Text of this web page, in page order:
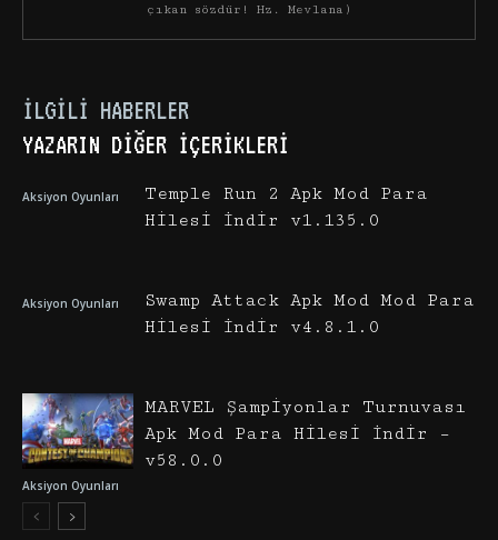
çıkan sözdür! Hz. Mevlana)
İLGILI HABERLER
YAZARIN DIĞER İÇERIKLERI
Aksiyon Oyunları
Temple Run 2 Apk Mod Para
Hilesi İndir v1.135.0
Aksiyon Oyunları
Swamp Attack Apk Mod Mod Para
Hilesi İndir v4.8.1.0
Aksiyon Oyunları
MARVEL Şampiyonlar Turnuvası
Apk Mod Para Hilesi İndir –
v58.0.0